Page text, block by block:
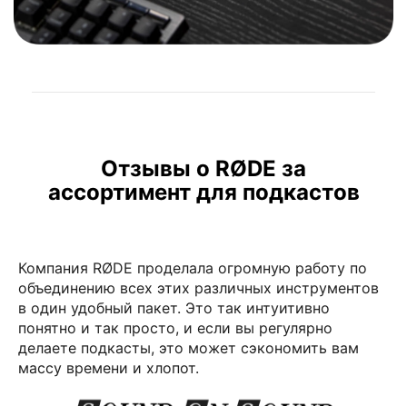
Отзывы о RØDE за
ассортимент для подкастов
Компания RØDE проделала огромную работу по
объединению всех этих различных инструментов
в один удобный пакет. Это так интуитивно
понятно и так просто, и если вы регулярно
делаете подкасты, это может сэкономить вам
массу времени и хлопот.